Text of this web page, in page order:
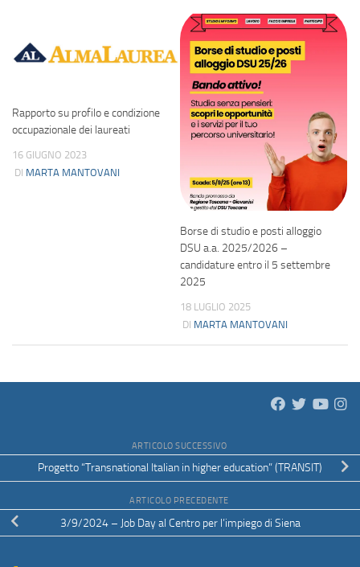
Rapporto su profilo e condizione
occupazionale dei laureati
16 GIUGNO 2023
DI MARTA MANTOVANI
Borse di studio e posti alloggio
DSU a.a. 2025/2026 –
candidature entro il 5 settembre
2025
18 LUGLIO 2025
DI MARTA MANTOVANI
ARTICOLO SUCCESSIVO
Progetto “Transnational Italian in higher education” (TRANSIT)
ARTICOLO PRECEDENTE
3/9/2024 – Job Day al Centro per l’impiego di Siena